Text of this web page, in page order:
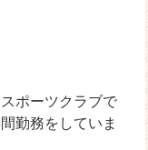
ポーツクラブで
勤務をしていま